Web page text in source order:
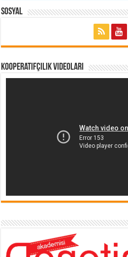
Sosyal
Kooperatifçilik Videoları